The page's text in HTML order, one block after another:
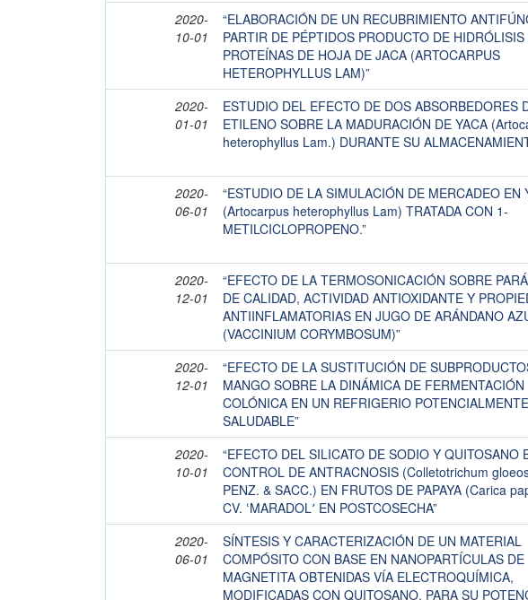
2020-
10-01
“ELABORACIÓN DE UN RECUBRIMIENTO
PARTIR DE PÉPTIDOS PRODUCTO DE HIDRÓLISIS
PROTEÍNAS DE HOJA DE JACA (ARTOCARPUS
HETEROPHYLLUS LAM)”
2020-
01-01
ESTUDIO DEL EFECTO DE DOS ABSORBEDORES
ETILENO SOBRE LA MADURACIÓN DE YACA
heterophyllus Lam.) DURANTE SU
2020-
06-01
“ESTUDIO DE LA SIMULACIÓN DE MERCADEO EN
(Artocarpus heterophyllus Lam) TRATADA CON 1-
METILCICLOPROPENO.”
2020-
12-01
“EFECTO DE LA TERMOSONICACIÓN SOBRE
DE CALIDAD, ACTIVIDAD ANTIOXIDANTE Y
ANTIINFLAMATORIAS EN JUGO DE ARÁNDANO
(VACCINIUM CORYMBOSUM)”
2020-
12-01
“EFECTO DE LA SUSTITUCIÓN DE
MANGO SOBRE LA DINÁMICA DE FERMENTACIÓN
COLÓNICA EN UN REFRIGERIO POTENCIALMENTE
SALUDABLE”
2020-
10-01
“EFECTO DEL SILICATO DE SODIO Y QUITOSANO
CONTROL DE ANTRACNOSIS (Colletotrichum
PENZ. & SACC.) EN FRUTOS DE PAPAYA (Carica
CV. ՙMARADOL՚ EN POSTCOSECHA”
2020-
06-01
SÍNTESIS Y CARACTERIZACIÓN DE UN MATERIAL
COMPÓSITO CON BASE EN NANOPARTÍCULAS DE
MAGNETITA OBTENIDAS VÍA ELECTROQUÍMICA,
MODIFICADAS CON QUITOSANO, PARA SU